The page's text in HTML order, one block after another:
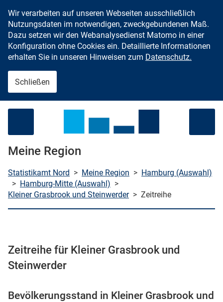
Zum Inhalt springen
Wir verarbeiten auf unseren Webseiten ausschließlich
Nutzungsdaten im notwendigen, zweckgebundenen Maß.
Dazu setzen wir den Webanalysedienst Matomo in einer
Konfiguration ohne Cookies ein. Detaillierte Informationen
erhalten Sie in unseren Hinweisen zum Datenschutz.
Schließen
Meine Region
Statistikamt Nord > Meine Region > Hamburg (Auswahl)
> Hamburg-Mitte (Auswahl) >
Kleiner Grasbrook und Steinwerder > Zeitreihe
Zeitreihe für Kleiner Grasbrook und
Steinwerder
Bevölkerungsstand in Kleiner Grasbrook und